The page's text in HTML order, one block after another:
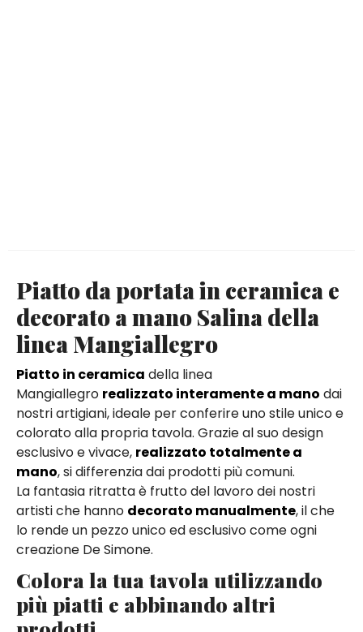
Piatto da portata in ceramica e
decorato a mano Salina della
linea Mangiallegro
Piatto in ceramica della linea
Mangiallegro realizzato interamente a mano dai
nostri artigiani, ideale per conferire uno stile unico e
colorato alla propria tavola. Grazie al suo design
esclusivo e vivace, realizzato totalmente a
mano, si differenzia dai prodotti più comuni.
La fantasia ritratta è frutto del lavoro dei nostri
artisti che hanno decorato manualmente, il che
lo rende un pezzo unico ed esclusivo come ogni
creazione De Simone.
Colora la tua tavola utilizzando
più piatti e abbinando altri